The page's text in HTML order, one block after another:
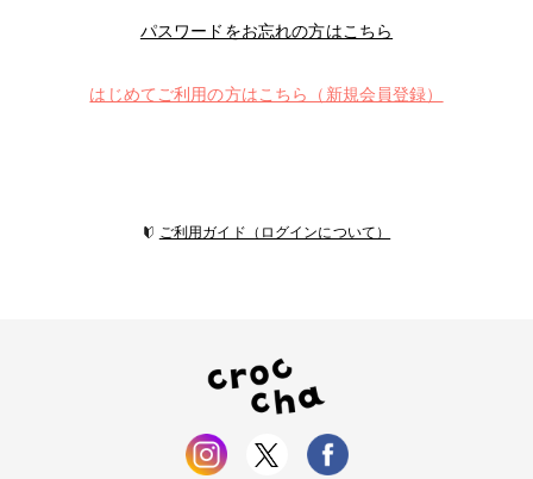
パスワードをお忘れの方はこちら
はじめてご利用の方はこちら（新規会員登録）
ご利用ガイド（ログインについて）